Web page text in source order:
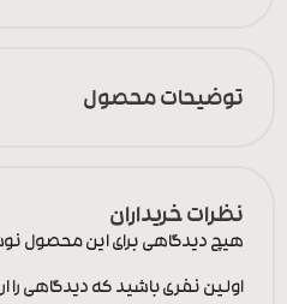
توضیحات محصول
نظرات خریداران
هیچ دیدگاهی برای این محصول
اولین نفری باشید که دیدگاهی را